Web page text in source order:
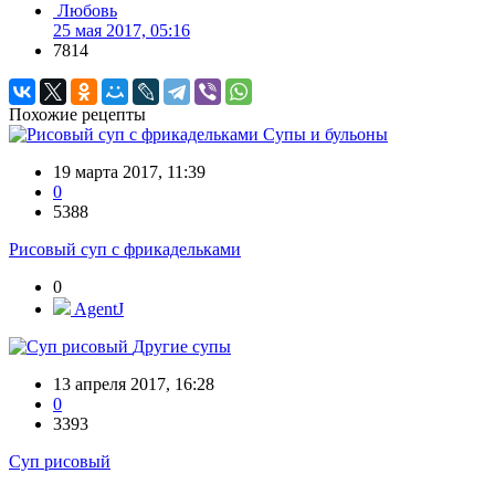
Любовь
25 мая 2017, 05:16
7814
Похожие рецепты
Супы и бульоны
19 марта 2017, 11:39
0
5388
Рисовый суп с фрикадельками
0
AgentJ
Другие супы
13 апреля 2017, 16:28
0
3393
Суп рисовый